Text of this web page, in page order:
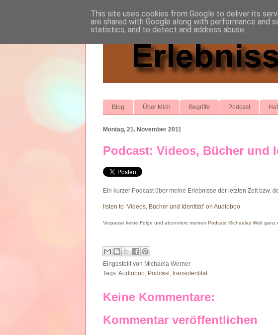
Blog Über Mich Begriffe Podcast
Montag, 21. November 2011
Podcast: Videos, Bücher und
Ein kurzer Podcast über meine Erlebnisse der letzten Zeit bzw.
listen to ‘Videos, Bücher und Identität’ on Audioboo
Verpasse keine Folge und abonniere meinen Podcast Michaelas Welt ganz
Eingestellt von Michaela Werner
Tags:Audioboo Podcast transidentität
Keine Kommentare:
Kommentar veröffentlichen
This site uses cookies from Google to deliver its
are shared with Google along with performance
statistics, and to detect and address abuse.